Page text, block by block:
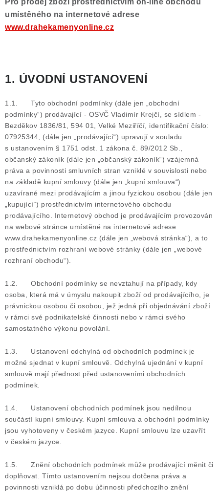
NALEZIŠTĚ
VIDEOGALERIE
KONTAKT
MISTROVSKÉ KRYSTALY
Obchodní podmínky
Puncovní značky
Ochrana osobních údajů
Výkup minerálů a drahých kamenů
Formulář pro uplatnění reklamace
Formulář pro odstoupení od smlouvy
Poučení o právu na odstoupení od smlouvy
Pro prodej zboží prostřednictvím on-line obchodu
umístěného na internetové adrese
www.drahekamenyonline.cz
1. ÚVODNÍ USTANOVENÍ
1.1. Tyto obchodní podmínky (dále jen „obchodní
podmínky“) prodávající - OSVČ Vladimír Krejčí, se sídlem -
Bezděkov 1836/81, 594 01, Velké Meziříčí, identifikační číslo:
07925344, (dále jen „prodávající“) upravují v souladu
s ustanovením § 1751 odst. 1 zákona č. 89/2012 Sb.,
občanský zákoník (dále jen „občanský zákoník“) vzájemná
práva a povinnosti smluvních stran vzniklé v souvislosti nebo
na základě kupní smlouvy (dále jen „kupní smlouva“)
uzavírané mezi prodávajícím a jinou fyzickou osobou (dále jen
„kupující“) prostřednictvím internetového obchodu
prodávajícího. Internetový obchod je prodávajícím provozován
na webové stránce umístěné na internetové adrese
www.drahekamenyonline.cz (dále jen „webová stránka“), a to
prostřednictvím rozhraní webové stránky (dále jen „webové
rozhraní obchodu“).
1.2. Obchodní podmínky se nevztahují na případy, kdy
osoba, která má v úmyslu nakoupit zboží od prodávajícího, je
právnickou osobou či osobou, jež jedná při objednávání zboží
v rámci své podnikatelské činnosti nebo v rámci svého
samostatného výkonu povolání.
1.3. Ustanovení odchylná od obchodních podmínek je
možné sjednat v kupní smlouvě. Odchylná ujednání v kupní
smlouvě mají přednost před ustanoveními obchodních
podmínek.
1.4. Ustanovení obchodních podmínek jsou nedílnou
součástí kupní smlouvy. Kupní smlouva a obchodní podmínky
jsou vyhotoveny v českém jazyce. Kupní smlouvu lze uzavřít
v českém jazyce.
1.5. Znění obchodních podmínek může prodávající měnit či
doplňovat. Tímto ustanovením nejsou dotčena práva a
povinnosti vzniklá po dobu účinnosti předchozího znění